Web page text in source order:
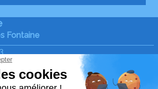
Fontaine
Fontaine Azay le Rideau - 37190 -